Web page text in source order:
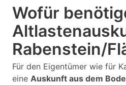
Wofür
Rabenstein/
Für den Eigentümer wie für
eine Auskunft aus dem